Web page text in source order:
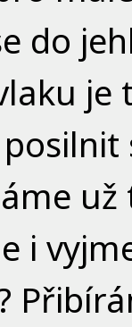
do
už
i